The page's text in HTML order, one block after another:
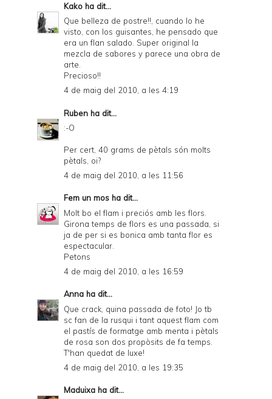
Kako ha dit...
Que belleza de postre!!, cuando lo he
visto, con los guisantes, he pensado que
era un flan salado. Super original la
mezcla de sabores y parece una obra de
arte.
Precioso!!
4 de maig del 2010, a les 4:19
Ruben ha dit...
:-O
Per cert, 40 grams de pètals són molts
pètals, oi?
4 de maig del 2010, a les 11:56
Fem un mos ha dit...
Molt bo el flam i preciós amb les flors.
Girona temps de flors es una passada, si
ja de per si es bonica amb tanta flor es
espectacular.
Petons
4 de maig del 2010, a les 16:59
Anna ha dit...
Que crack, quina passada de foto! Jo tb
sc fan de la rusqui i tant aquest flam com
el pastís de formatge amb menta i pètals
de rosa son dos propòsits de fa temps.
T'han quedat de luxe!
4 de maig del 2010, a les 19:35
Maduixa ha dit...